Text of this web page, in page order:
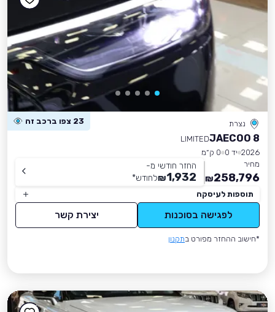
נצרת 23 צפו ברכב זה
JAECOO 8
LIMITED
2026 יד 0
0 ק״מ
מחיר
258,796
₪
החזר חודשי מ-
1,932
₪לחודש*
תוספות לעיסקה
לפגישה בסוכנות יצירת קשר
*חישוב ההחזר מפורט בתקנון